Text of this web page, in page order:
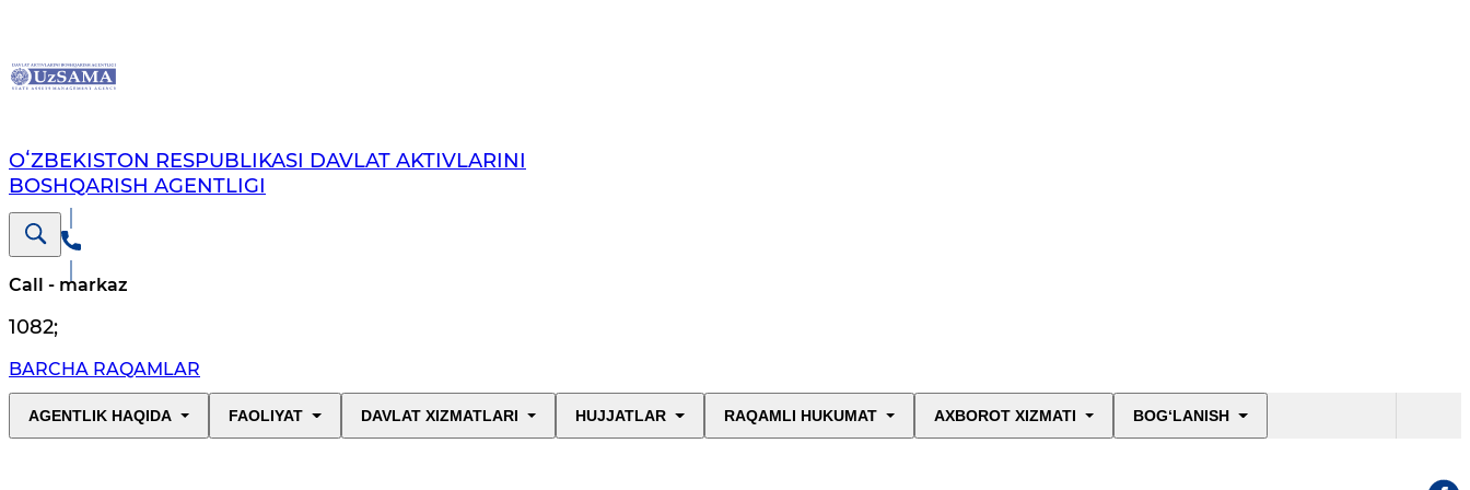
OʻZBEKISTON RESPUBLIKASI DAVLAT AKTIVLARINI
BOSHQARISH AGENTLIGI
Call - markaz
1082;
BARCHA RAQAMLAR
AGENTLIK HAQIDA FAOLIYAT DAVLAT XIZMATLARI HUJJATLAR RAQAMLI HUKUMAT AXBOROT XIZMATI BOG‘LANISH